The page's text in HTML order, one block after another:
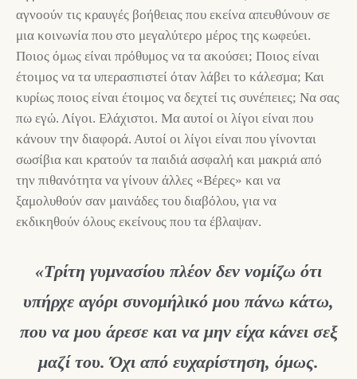
αγνοούν τις κραυγές βοήθειας που εκείνα απευθύνουν σε
μια κοινωνία που στο μεγαλύτερο μέρος της κωφεύει.
Ποιος όμως είναι πρόθυμος να τα ακούσει; Ποιος είναι
έτοιμος να τα υπερασπιστεί όταν λάβει το κάλεσμα; Και
κυρίως ποιος είναι έτοιμος να δεχτεί τις συνέπειες; Να σας
πω εγώ. Λίγοι. Ελάχιστοι. Μα αυτοί οι λίγοι είναι που
κάνουν την διαφορά. Αυτοί οι λίγοι είναι που γίνονται
σωσίβια και κρατούν τα παιδιά ασφαλή και μακριά από
την πιθανότητα να γίνουν άλλες «Βέρες» και να
ξαμολυθούν σαν μαινάδες του διαβόλου, για να
εκδικηθούν όλους εκείνους που τα έβλαψαν.
«Τρίτη γυμνασίου πλέον δεν νομίζω ότι
υπήρχε αγόρι συνομήλικό μου πάνω κάτω,
που να μου άρεσε και να μην είχα κάνει σεξ
μαζί του. Όχι από ευχαρίστηση, όμως.